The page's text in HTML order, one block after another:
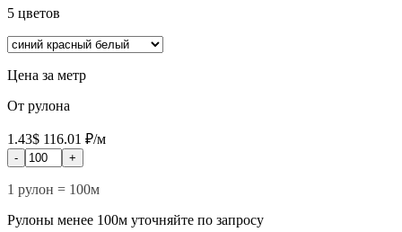
5 цветов
Цена за метр
От рулона
1.43$ 116.01 ₽/м
- +
1 рулон = 100м
Рулоны менее 100м уточняйте по запросу